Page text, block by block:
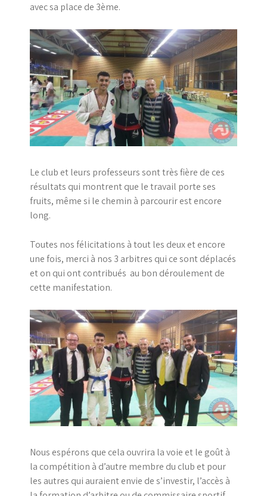
avec sa place de 3ème.
Le club et leurs professeurs sont très fière de ces
résultats qui montrent que le travail porte ses
fruits, même si le chemin à parcourir est encore
long.
Toutes nos félicitations à tout les deux et encore
une fois, merci à nos 3 arbitres qui ce sont déplacés
et on qui ont contribués au bon déroulement de
cette manifestation.
Nous espérons que cela ouvrira la voie et le goût à
la compétition à d’autre membre du club et pour
les autres qui auraient envie de s’investir, l’accès à